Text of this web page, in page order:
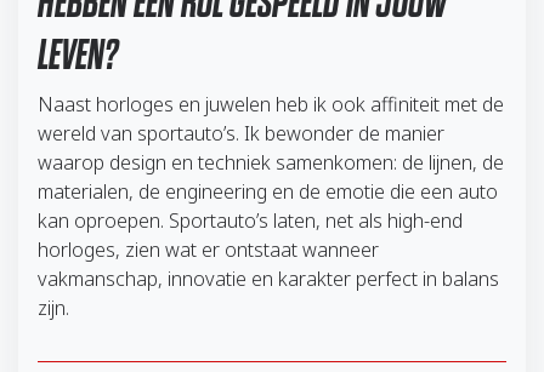
LEVEN?
Naast horloges en juwelen heb ik ook affiniteit met de
wereld van sportauto’s. Ik bewonder de manier
waarop design en techniek samenkomen: de lijnen, de
materialen, de engineering en de emotie die een auto
kan oproepen. Sportauto’s laten, net als high-end
horloges, zien wat er ontstaat wanneer
vakmanschap, innovatie en karakter perfect in balans
zijn.